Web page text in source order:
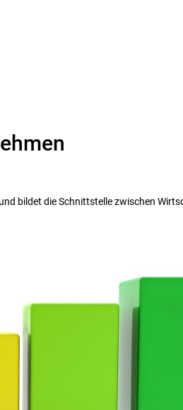
bildet die Schnittstelle zwischen